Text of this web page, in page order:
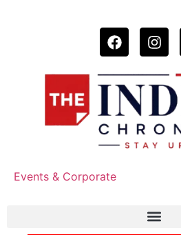
Events & Corporate